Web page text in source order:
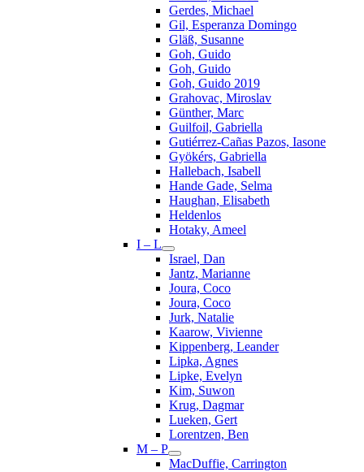
Gerdes, Michael
Gil, Esperanza Domingo
Gläß, Susanne
Goh, Guido
Goh, Guido
Goh, Guido 2019
Grahovac, Miroslav
Günther, Marc
Guilfoil, Gabriella
Gutiérrez-Cañas Pazos, Iasone
Gyökérs, Gabriella
Hallebach, Isabell
Hande Gade, Selma
Haughan, Elisabeth
Heldenlos
Hotaky, Ameel
I – L
Israel, Dan
Jantz, Marianne
Joura, Coco
Joura, Coco
Jurk, Natalie
Kaarow, Vivienne
Kippenberg, Leander
Lipka, Agnes
Lipke, Evelyn
Kim, Suwon
Krug, Dagmar
Lueken, Gert
Lorentzen, Ben
M – P
MacDuffie, Carrington